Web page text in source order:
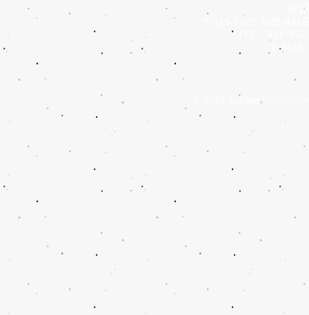
有
TEL：018-
E-MAIL
秋田無垢フローリン